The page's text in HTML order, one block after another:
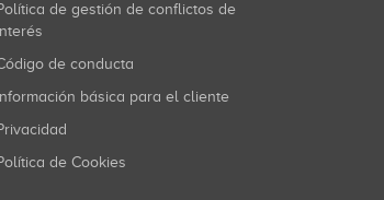
conflictos de
Código de conducta
Información básica para el cliente
Privacidad
Política de Cookies